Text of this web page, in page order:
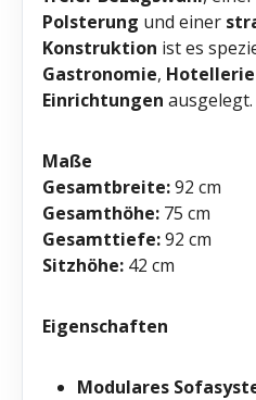
Polsterung und einer
Konstruktion ist es
Gastronomie, Hotellerie
Einrichtungen ausgelegt.
Maße
Gesamtbreite:92 cm
Gesamthöhe: 75 cm
Gesamttiefe:92 cm
Sitzhöhe: 42 cm
Eigenschaften
Modulares